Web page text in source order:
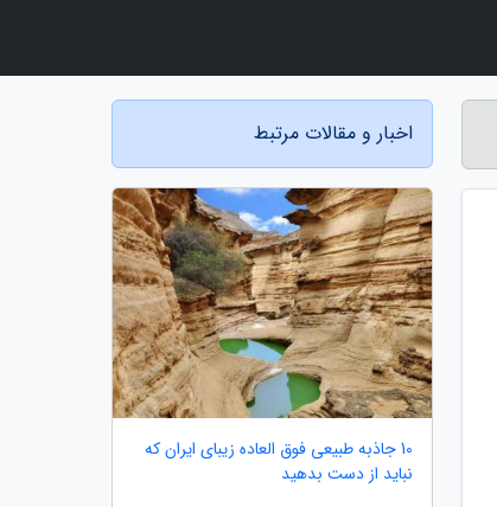
اخبار و مقالات مرتبط
10 جاذبه طبیعی فوق العاده زیبای ایران که
نباید از دست بدهید